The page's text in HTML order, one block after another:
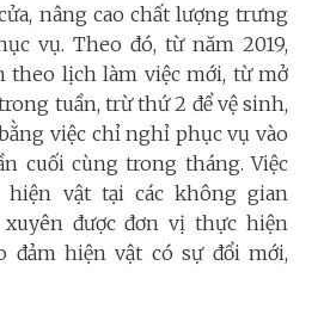
nâng cao chất lượng trưng
vụ. Theo đó, từ năm 2019,
theo lịch làm việc mới, từ mở
tuần, trừ thứ 2 để vệ sinh,
việc chỉ nghỉ phục vụ vào
cuối cùng trong tháng. Việc
vật tại các không gian
được đơn vị thực hiện
đảm hiện vật có sự đổi mới,